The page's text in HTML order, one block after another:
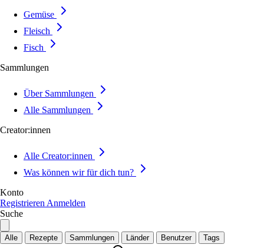
Gemüse
Fleisch
Fisch
Sammlungen
Über Sammlungen
Alle Sammlungen
Creator:innen
Alle Creator:innen
Was können wir für dich tun?
Konto
Registrieren Anmelden
Suche
Alle Rezepte Sammlungen Länder Benutzer Tags